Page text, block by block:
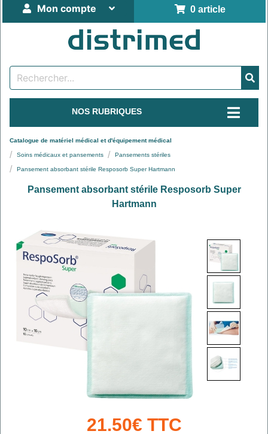
0 article
Mon compte
NOS RUBRIQUES
Catalogue de matériel médical et d'équipement médical
Soins médicaux et pansements Pansements stériles
Pansement absorbant stérile Resposorb Super Hartmann
Pansement absorbant stérile Resposorb Super
Hartmann
21.50€ TTC